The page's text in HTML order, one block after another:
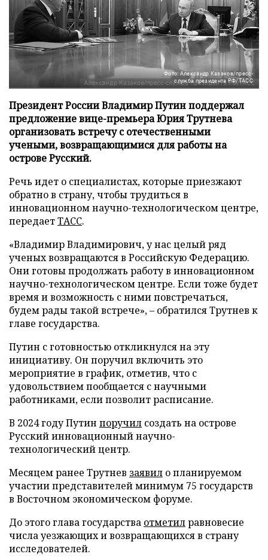
Фото: Александр Казаков/пресс-
служба президента РФ/ТАСС
Президент России Владимир Путин поддержал
предложение вице-премьера Юрия Трутнева
организовать встречу с отечественными
учеными, возвращающимися для работы на
острове Русский.
Речь идет о специалистах, которые приезжают
обратно в страну, чтобы трудиться в
инновационном научно-технологическом центре,
передаетТАСС.
«Владимир Владимирович, у нас целый ряд
ученых возвращаются в Российскую Федерацию.
Они готовы продолжать работу в инновационном
научно-технологическом центре. Если тоже будет
время и возможность с ними повстречаться,
будем рады такой встрече», – обратился Трутнев к
главе государства.
Путин с готовностью откликнулся на эту
инициативу. Он поручил включить это
мероприятие в график, отметив, что с
удовольствием пообщается с научными
работниками, если позволит расписание.
В 2024 году Путин поручил создать на острове
Русский инновационный научно-
технологический центр.
Месяцем ранее Трутнев заявил о планируемом
участии представителей минимум 75 государств
в Восточном экономическом форуме.
До этого глава государства отметилравновесие
числа уезжающих и возвращающихся в страну
исследователей.